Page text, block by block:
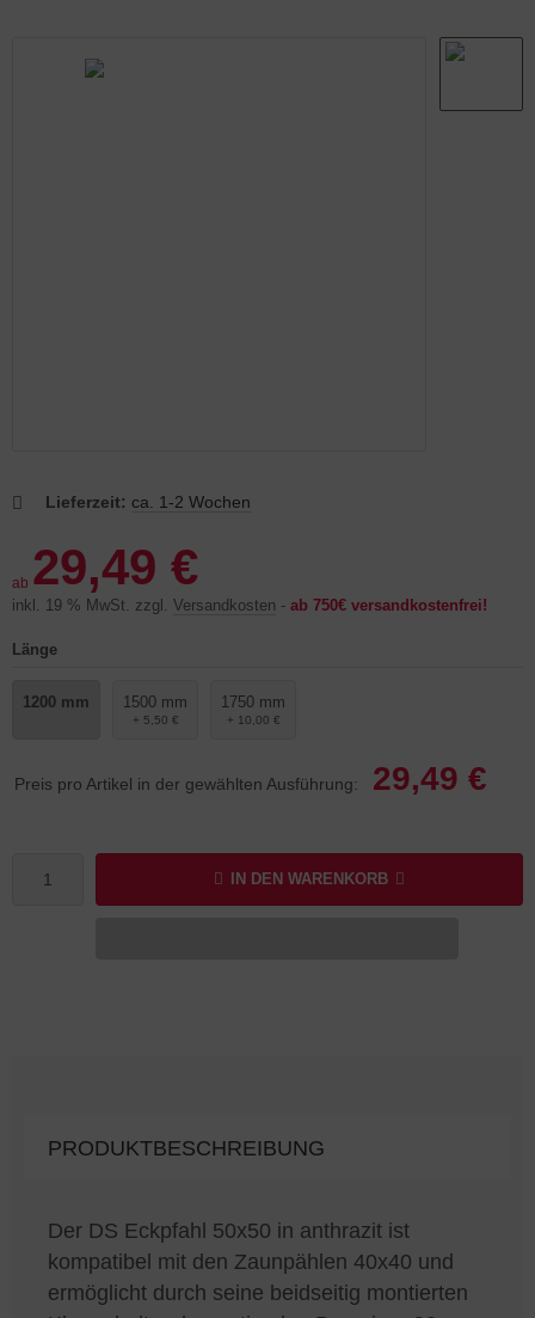
Lieferzeit: ca. 1-2 Wochen
ab 29,49 €
inkl. 19 % MwSt. zzgl. Versandkosten - ab 750€ versandkostenfrei!
Länge
1200 mm 1500 mm
+ 5,50 €
1750 mm
+ 10,00 €
Preis pro Artikel in der gewählten Ausführung: 29,49 €
IN DEN WARENKORB
PRODUKTBESCHREIBUNG
Der DS Eckpfahl 50x50 in anthrazit ist
kompatibel mit den Zaunpählen 40x40 und
ermöglicht durch seine beidseitig montierten